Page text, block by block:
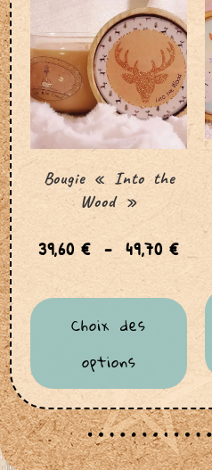
Bougie « Into the
Wood »
39,60€ – 49,70€
Choix des
options